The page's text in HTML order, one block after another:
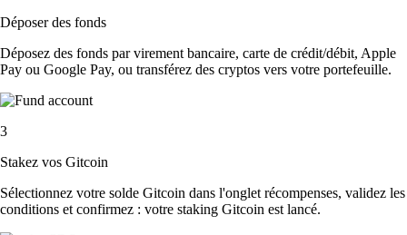
Déposer des fonds
Déposez des fonds par virement bancaire, carte de crédit/débit, Apple
Pay ou Google Pay, ou transférez des cryptos vers votre portefeuille.
3
Stakez vos Gitcoin
Sélectionnez votre solde Gitcoin dans l'onglet récompenses, validez les
conditions et confirmez : votre staking Gitcoin est lancé.